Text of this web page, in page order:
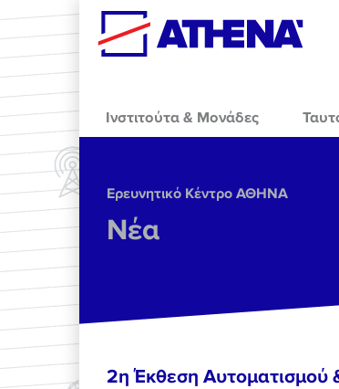
Skip to main content
Ινστιτούτα & Μονάδες
Ερευνητικό Κέντρο ΑΘΗΝΑ
Νέα
2η Έκθεση Αυτοματισμού